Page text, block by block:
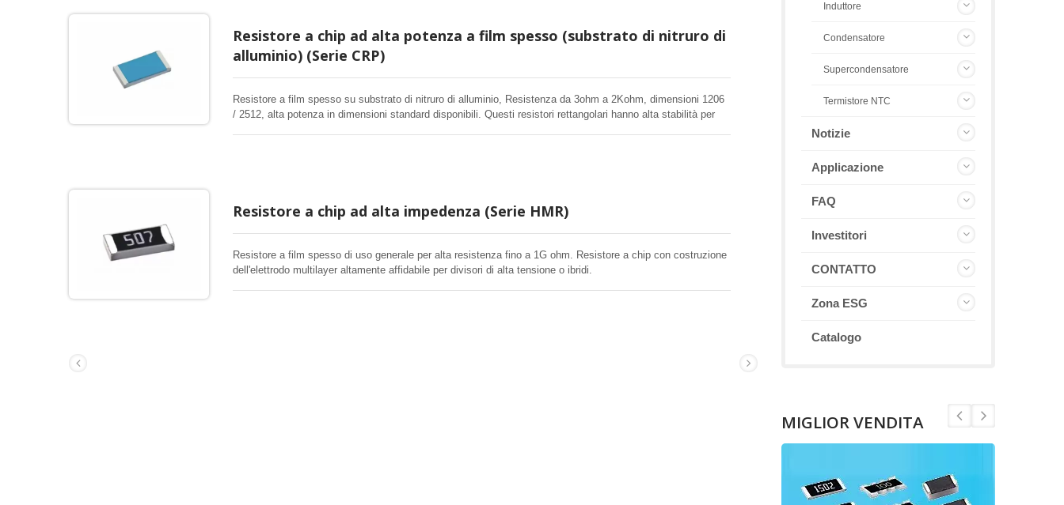
Resistore a chip ad alta potenza a film spesso (substrato di nitruro di
alluminio) (Serie CRP)
Resistore a film spesso su substrato di nitruro di alluminio, Resistenza da 3ohm a 2Kohm, dimensioni 1206
/ 2512, alta potenza in dimensioni standard disponibili. Questi resistori rettangolari hanno alta stabilità per
Resistore a chip ad alta impedenza (Serie HMR)
Resistore a film spesso di uso generale per alta resistenza fino a 1G ohm. Resistore a chip con costruzione
dell'elettrodo multilayer altamente affidabile per divisori di alta tensione o ibridi.
Induttore
Condensatore
Supercondensatore
Termistore NTC
Notizie
Applicazione
FAQ
Investitori
CONTATTO
Zona ESG
Catalogo
MIGLIOR VENDITA